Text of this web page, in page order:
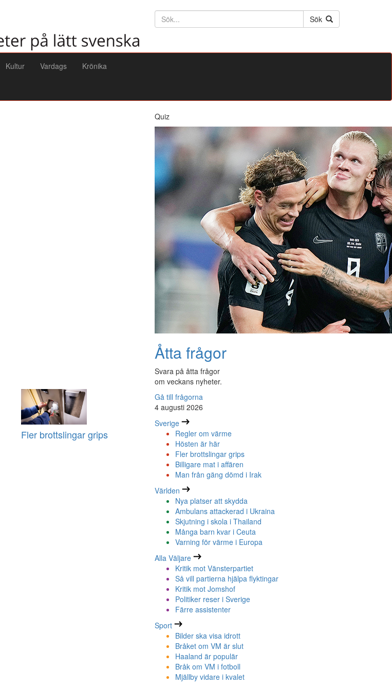
Söktext
Sök
Kultur Vardags Krönika
Fler brottslingar grips
Quiz
Åtta frågor
Svara på åtta frågor
om veckans nyheter.
Gå till frågorna
4 augusti 2026
Sverige
Regler om värme
Hösten är här
Fler brottslingar grips
Billigare mat i affären
Man från gäng dömd i Irak
Världen
Nya platser att skydda
Ambulans attackerad i Ukraina
Skjutning i skola i Thailand
Många barn kvar i Ceuta
Varning för värme i Europa
Alla Väljare
Kritik mot Vänsterpartiet
Så vill partierna hjälpa flyktingar
Kritik mot Jomshof
Politiker reser i Sverige
Färre assistenter
Sport
Bilder ska visa idrott
Bråket om VM är slut
Haaland är populär
Bråk om VM i fotboll
Mjällby vidare i kvalet